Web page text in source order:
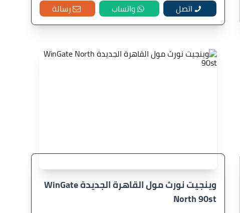
اتصل واتساب رسالة
وينجيت نورث مول القاهرة الجديدة WinGate
North 90st